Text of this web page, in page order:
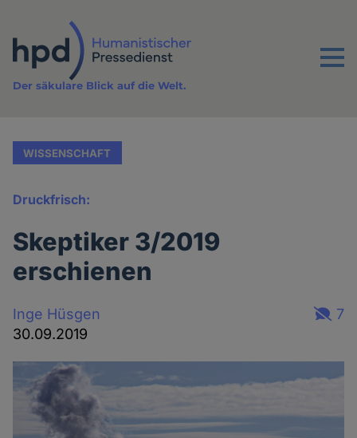
Inhalt
Menu
Der säkulare Blick auf die Welt.
WISSENSCHAFT
Druckfrisch:
Skeptiker 3/2019
erschienen
Inge Hüsgen
30.09.2019
7